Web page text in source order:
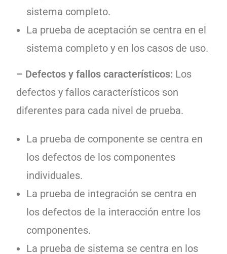
sistema completo.
La prueba de aceptación se centra en el
sistema completo y en los casos de uso.
– Defectos y fallos característicos: Los
defectos y fallos característicos son
diferentes para cada nivel de prueba.
La prueba de componente se centra en
los defectos de los componentes
individuales.
La prueba de integración se centra en
los defectos de la interacción entre los
componentes.
La prueba de sistema se centra en los